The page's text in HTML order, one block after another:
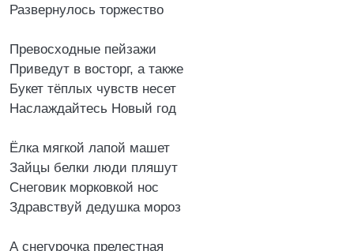
Развернулось торжество
Превосходные пейзажи
Приведут в восторг, а также
Букет тёплых чувств несет
Наслаждайтесь Новый год
Ёлка мягкой лапой машет
Зайцы белки люди пляшут
Снеговик морковкой нос
Здравствуй дедушка мороз
А снегурочка прелестная